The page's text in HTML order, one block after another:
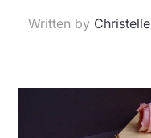
Written by Christelle